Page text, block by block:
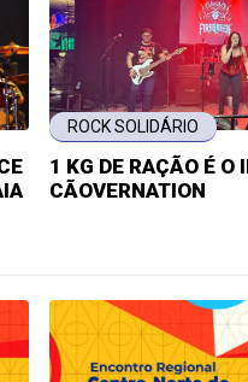
ROCK SOLIDÁRIO
1 KG DE RAÇÃO É O
CÃOVERNATION